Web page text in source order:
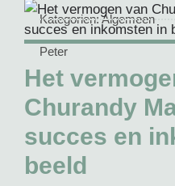
Kategorien: Algemeen
Peter
Het
Churandy
succes en
beeld